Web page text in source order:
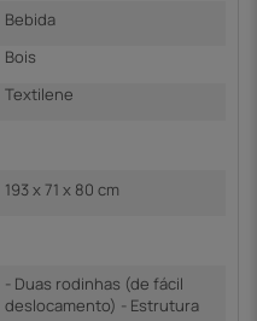
Bebida
Bois
Textilene
193 x 71 x 80 cm
- Duas rodinhas (de fácil
deslocamento) - Estrutura